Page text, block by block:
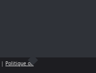
| Politique de